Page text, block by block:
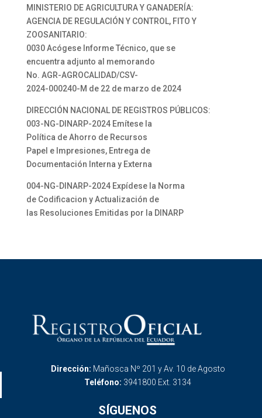
MINISTERIO DE AGRICULTURA Y GANADERÍA:
AGENCIA DE REGULACIÓN Y CONTROL, FITO Y
ZOOSANITARIO:
0030 Acógese Informe Técnico, que se
encuentra adjunto al memorando
No. AGR-AGROCALIDAD/CSV-
2024-000240-M de 22 de marzo de 2024
DIRECCIÓN NACIONAL DE REGISTROS PÚBLICOS:
003-NG-DINARP-2024 Emítese la
Política de Ahorro de Recursos
Papel e Impresiones, Entrega de
Documentación Interna y Externa
004-NG-DINARP-2024 Expídese la Norma
de Codificacion y Actualización de
las Resoluciones Emitidas por la DINARP
Dirección: Mañosca Nº 201 y Av. 10 de Agosto
Teléfono: 3941800 Ext. 3134
SÍGUENOS